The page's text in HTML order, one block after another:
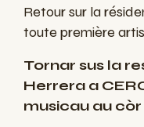
Retour sur la
toute première
Tornar sus la
Herrera a
musicau au